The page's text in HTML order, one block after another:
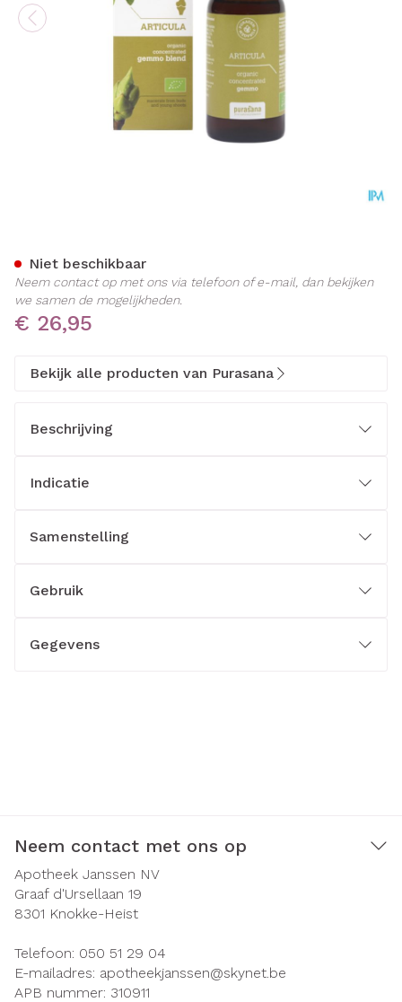
€ 26,95
Niet beschikbaar
Neem contact op met ons via telefoon of e-mail, dan bekijken
we samen de mogelijkheden.
Bekijk alle producten van Purasana
Beschrijving
Indicatie
Samenstelling
Gebruik
Gegevens
Neem contact met ons op
Apotheek Janssen NV
Graaf d'Ursellaan 19
8301 Knokke-Heist
Telefoon: 050 51 29 04
E-mailadres: apotheekjanssen@skynet.be
APB nummer: 310911